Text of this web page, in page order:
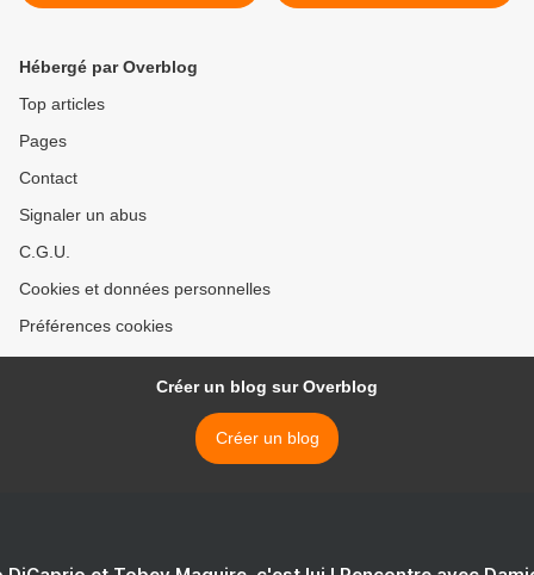
Hébergé par Overblog
Top articles
Pages
Contact
Signaler un abus
C.G.U.
Cookies et données personnelles
Préférences cookies
Créer un blog sur Overblog
Créer un blog